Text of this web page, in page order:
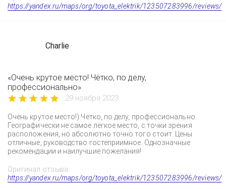
https://yandex.ru/maps/org/toyota_elektrik/123507283996/reviews/
Charlie
«Очень крутое место! Чётко, по делу,
профессионально»
29 ноября 2023
Очень крутое место!) Чётко, по делу, профессионально.
Географически не самое лёгкое место, с точки зрения
расположения, но абсолютно точно того стоит. Цены
отличные, руководство гостеприимное. Однозначные
рекомендации и наилучшие пожелания!
Оригинал отзыва:
https://yandex.ru/maps/org/toyota_elektrik/123507283996/reviews/